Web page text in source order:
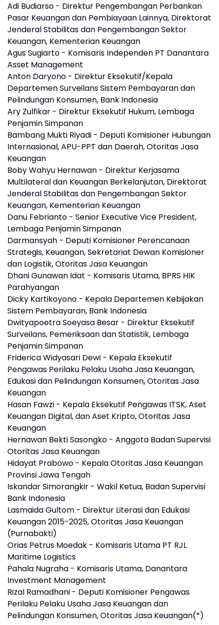
Adi Budiarso - Direktur Pengembangan Perbankan
Pasar Keuangan dan Pembiayaan Lainnya, Direktorat
Jenderal Stabilitas dan Pengembangan Sektor
Keuangan, Kementerian Keuangan
Agus Sugiarto - Komisaris Independen PT Danantara
Asset Management
Anton Daryono - Direktur Eksekutif/Kepala
Departemen Surveilans Sistem Pembayaran dan
Pelindungan Konsumen, Bank Indonesia
Ary Zulfikar - Direktur Eksekutif Hukum, Lembaga
Penjamin Simpanan
Bambang Mukti Riyadi - Deputi Komisioner Hubungan
Internasional, APU-PPT dan Daerah, Otoritas Jasa
Keuangan
Boby Wahyu Hernawan - Direktur Kerjasama
Multilateral dan Keuangan Berkelanjutan, Direktorat
Jenderal Stabilitas dan Pengembangan Sektor
Keuangan, Kementerian Keuangan
Danu Febrianto - Senior Executive Vice President,
Lembaga Penjamin Simpanan
Darmansyah - Deputi Komisioner Perencanaan
Strategis, Keuangan, Sekretariat Dewan Komisioner
dan Logistik, Otoritas Jasa Keuangan
Dhani Gunawan Idat - Komisaris Utama, BPRS HIK
Parahyangan
Dicky Kartikoyono - Kepala Departemen Kebijakan
Sistem Pembayaran, Bank Indonesia
Dwityapoetra Soeyasa Besar - Direktur Eksekutif
Surveilans, Pemeriksaan dan Statistik, Lembaga
Penjamin Simpanan
Friderica Widyasari Dewi - Kepala Eksekutif
Pengawas Perilaku Pelaku Usaha Jasa Keuangan,
Edukasi dan Pelindungan Konsumen, Otoritas Jasa
Keuangan
Hasan Fawzi - Kepala Eksekutif Pengawas ITSK, Aset
Keuangan Digital, dan Aset Kripto, Otoritas Jasa
Keuangan
Hernawan Bekti Sasongko - Anggota Badan Supervisi
Otoritas Jasa Keuangan
Hidayat Prabowo - Kepala Otoritas Jasa Keuangan
Provinsi Jawa Tengah
Iskandar Simorangkir - Wakil Ketua, Badan Supervisi
Bank Indonesia
Lasmaida Gultom - Direktur Literasi dan Edukasi
Keuangan 2015-2025, Otoritas Jasa Keuangan
(Purnabakti)
Orias Petrus Moedak - Komisaris Utama PT RJL
Maritime Logistics
Pahala Nugraha - Komisaris Utama, Danantara
Investment Management
Rizal Ramadhani - Deputi Komisioner Pengawas
Perilaku Pelaku Usaha Jasa Keuangan dan
Pelindungan Konsumen, Otoritas Jasa Keuangan(*)